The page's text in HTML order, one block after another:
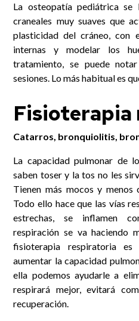
La osteopatía pediátrica se
craneales muy suaves que
plasticidad del cráneo, con
internas y modelar los
tratamiento, se puede
sesiones. Lo más habitual es
Catarros, bronquiolitis,
La capacidad pulmonar de
saben toser y la tos no les
Tienen más mocos y menos
Todo ello hace que las vías
estrechas, se inflamen
respiración se va haciendo
fisioterapia respiratoria
aumentar la capacidad
ella podemos ayudarle a
respirará mejor, evitará
recuperación.